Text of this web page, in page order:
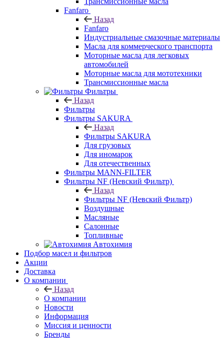
Fanfaro
Назад
Fanfaro
Индустриальные смазочные материалы
Масла для коммерческого транспорта
Моторные масла для легковых
автомобилей
Моторные масла для мототехники
Трансмиссионные масла
Фильтры
Назад
Фильтры
Фильтры SAKURA
Назад
Фильтры SAKURA
Для грузовых
Для иномарок
Для отечественных
Фильтры MANN-FILTER
Фильтры NF (Невский Фильтр)
Назад
Фильтры NF (Невский Фильтр)
Воздушные
Масляные
Салонные
Топливные
Автохимия
Подбор масел и фильтров
Акции
Доставка
О компании
Назад
О компании
Новости
Информация
Миссия и ценности
Бренды